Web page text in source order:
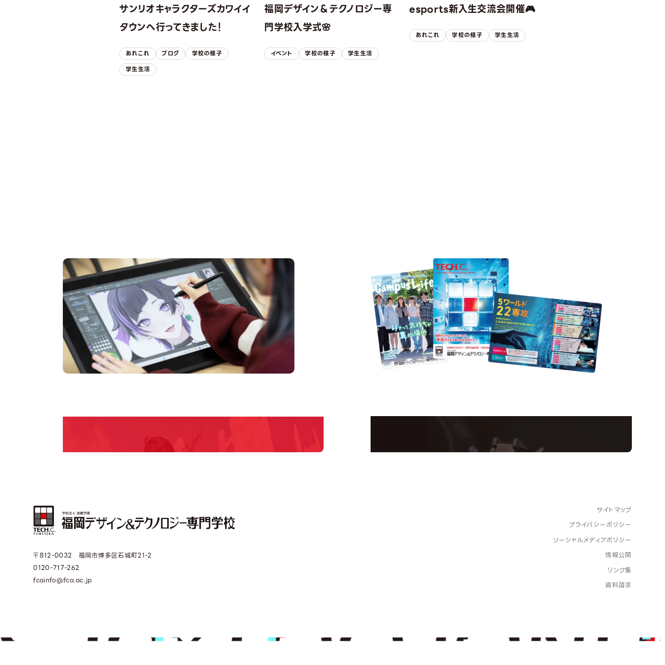
サンリオキャラクターズカワイイ
タウンへ行ってきました！
あれこれ ブログ
学校の様子
学生生活
福岡デザイン＆テクノロジー専
門学校入学式🌸
イベント 学校の様子 学生生活
esports新入生交流会開催🎮
あれこれ 学校の様子 学生生活
Campus Open Campus
Request Information
〒812-0032 福岡市博多区石城町21-2
0120-717-262
fcainfo@fca.ac.jp
サイトマップ
プライバシーポリシー
ソーシャルメディアポリシー
情報公開
リンク集
資料請求